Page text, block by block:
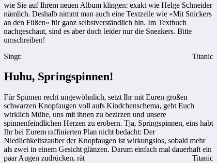
wie Sie auf Ihrem neuen Album klingen: exakt wie Helge Schneider
nämlich. Deshalb nimmt man auch eine Textzeile wie »Mit Snickers
an den Füßen« für ganz selbstverständlich hin. Im Textbuch
nachgeschaut, sind es aber doch leider nur die Sneakers. Bitte
umschreiben!
Singt:
Titanic
Huhu, Springspinnen!
Für Spinnen recht ungewöhnlich, setzt Ihr mit Euren großen
schwarzen Knopfaugen voll aufs Kindchenschema, gebt Euch
wirklich Mühe, uns mit ihnen zu bezirzen und unsere
spinnenfeindlichen Herzen zu erobern. Tja, Springspinnen, eins habt
Ihr bei Eurem raffinierten Plan nicht bedacht: Der
Niedlichkeitszauber der Knopfaugen ist wirkungslos, sobald mehr
als zwei in einem Gesicht glänzen. Darum einfach mal dauerhaft ein
paar Augen zudrücken, rät
Titanic